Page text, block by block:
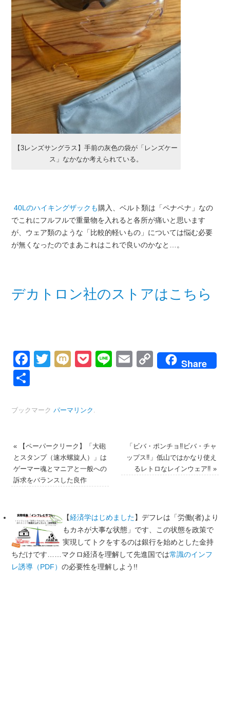
【3レンズサングラス】手前の灰色の袋が「レンズケー
ス」なかなか考えられている。
40Lのハイキングザックも購入、ベルト類は「ペナペナ」なの
でこれにフルフルで重量物を入れると各所が痛いと思います
が、ウェア類のような「比較的軽いもの」については悩む必要
が無くなったのでまあこれはこれで良いのかなと…。
デカトロン社のストアはこちら
Facebook
Twitter
MixiPocket
LineEmailCopyShare
ブックマーク パーマリンク
«【ペーパークリーク】「大砲
とスタンプ（速水螺旋人）」は
ゲーマー魂とマニアと一般への
訴求をバランスした良作
「ビバ・ポンチョ‼︎ビバ・チャ
ップス‼︎」低山ではかなり使え
るレトロなレインウェア‼︎»
【経済学はじめました】デフレは「労働(者)より
もカネが大事な状態」です、この状態を政策で
実現してトクをするのは銀行を始めとした金持
ちだけです……マクロ経済を理解して先進国では常識のインフ
レ誘導（PDF） の必要性を理解しよう!!